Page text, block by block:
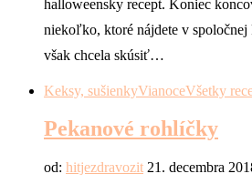
halloweensky recept. Koniec
niekoľko, ktoré nájdete v
však chcela skúsiť…
Keksy, sušienkyVianoceVšetky
Pekanové rohlíčky
od: hitjezdravozit 21. decembra